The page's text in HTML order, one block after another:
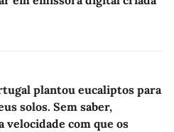
plantou eucaliptos para
solos. Sem saber,
com que os